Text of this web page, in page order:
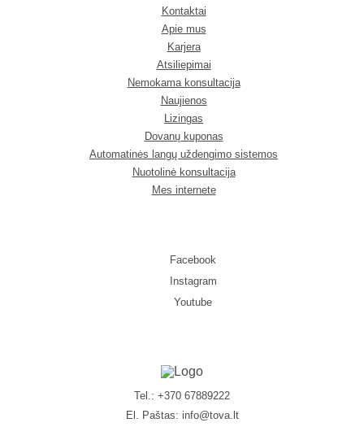
Kontaktai
Apie mus
Karjera
Atsiliepimai
Nemokama konsultacija
Naujienos
Lizingas
Dovanų kuponas
Automatinės langų uždengimo sistemos
Nuotolinė konsultacija
Mes internete
Facebook
Instagram
Youtube
Tel.: +370 67889222
El. Paštas: info@tova.lt